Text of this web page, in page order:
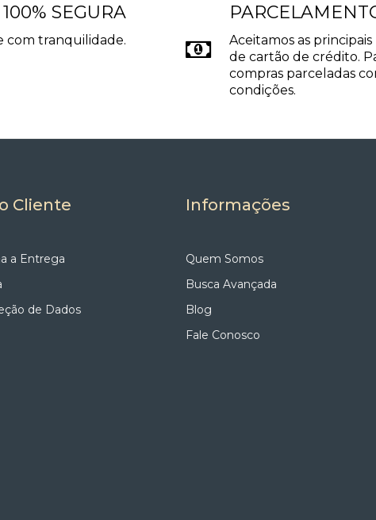
SEGURA
com tranquilidade.
Aceitamos as
de cartão de crédito.
compras parceladas
condições.
Cliente
a Entrega
de Dados
Informações
Quem Somos
Busca Avançada
Blog
Fale Conosco